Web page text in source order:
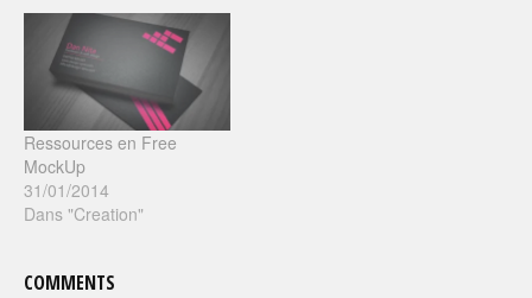
Ressources en Free
MockUp
31/01/2014
Dans "Creation"
COMMENTS